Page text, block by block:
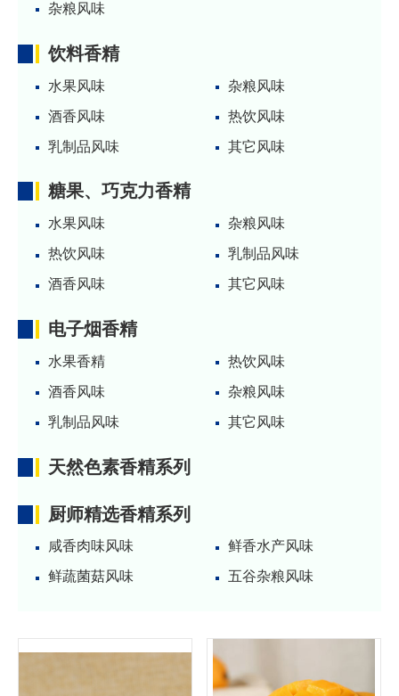
杂粮风味
饮料香精
水果风味
杂粮风味
酒香风味
热饮风味
乳制品风味
其它风味
糖果、巧克力香精
水果风味
杂粮风味
热饮风味
乳制品风味
酒香风味
其它风味
电子烟香精
水果香精
热饮风味
酒香风味
杂粮风味
乳制品风味
其它风味
天然色素香精系列
厨师精选香精系列
咸香肉味风味
鲜香水产风味
鲜蔬菌菇风味
五谷杂粮风味